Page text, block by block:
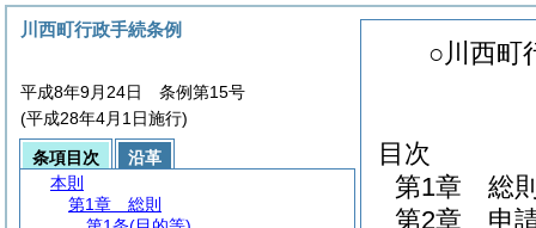
○川西町
目次
第1章
総
第2章
申
川西町行政手続条例
平成8年9月24日 条例第15号
(平成28年4月1日施行)
条項目次
沿革
本則
第1章
総則